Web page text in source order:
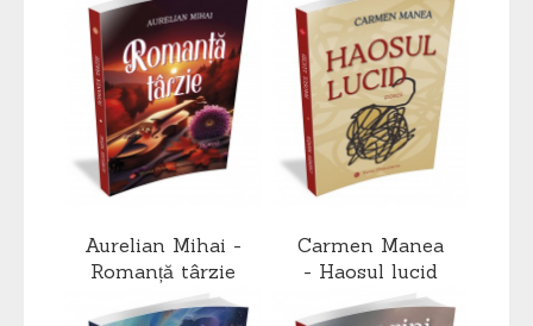
Aurelian Mihai -
Romanță târzie
Carmen Manea
- Haosul lucid